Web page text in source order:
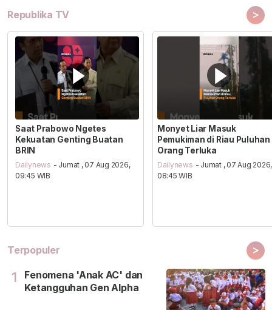
Republika TV >
Saat Prabowo Ngetes
Kekuatan Genting Buatan
BRIN
Dailynews - Jumat , 07 Aug 2026,
09:45 WIB
Monyet Liar Masuk
Pemukiman di Riau Puluhan
Orang Terluka
Dailynews - Jumat , 07 Aug 2026,
08:45 WIB
Terpopuler >
1
Fenomena 'Anak AC' dan
Ketangguhan Gen Alpha